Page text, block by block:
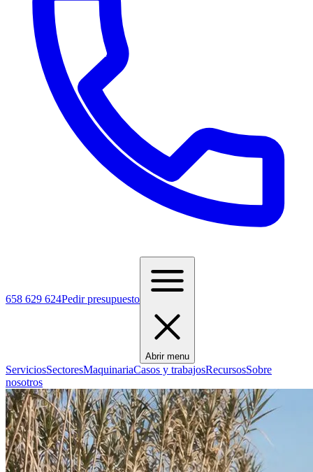
658 629 624Pedir presupuesto
Abrir menu
ServiciosSectoresMaquinariaCasos y trabajosRecursosSobre
nosotros